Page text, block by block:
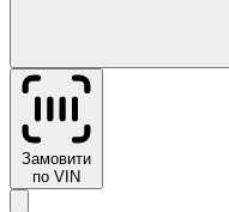
Замовити
по VIN